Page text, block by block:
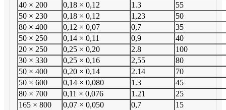
40 × 200
0,18 × 0,12 1.3
55
50 × 230
0,18 × 0,12 1,23
50
80 × 400
0,12 × 0,07 0,7
35
50 × 250
0,14 × 0,11 0,9
40
20 × 250
0,25 × 0,20 2.8
100
30 × 330
0,25 × 0,16 2,55
80
50 × 400
0,20 × 0,14 2.14
70
50 × 600
0,14 × 0,080 1.3
45
80 × 700
0,11 × 0,076 1.21
25
165 × 800
0,07 × 0,050 0,7
15